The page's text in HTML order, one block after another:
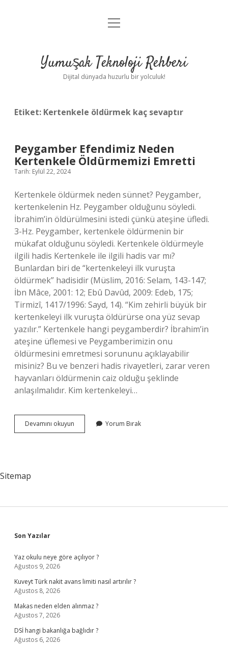
Anasayfa
Yasal Uyarı
menüyü
Yumuşak Teknoloji Rehberi
Dijital dünyada huzurlu bir yolculuk!
Etiket: Kertenkele öldürmek kaç sevaptır
Peygamber Efendimiz Neden
Kertenkele Öldürmemizi Emretti
Tarih: Eylül 22, 2024
Kertenkele öldürmek neden sünnet? Peygamber,
kertenkelenin Hz. Peygamber olduğunu söyledi.
İbrahim’in öldürülmesini istedi çünkü ateşine üfledi.
3-Hz. Peygamber, kertenkele öldürmenin bir
mükafat olduğunu söyledi. Kertenkele öldürmeyle
ilgili hadis Kertenkele ile ilgili hadis var mı?
Bunlardan biri de “kertenkeleyi ilk vuruşta
öldürmek” hadisidir (Müslim, 2016: Selam, 143-147;
İbn Mâce, 2001: 12; Ebû Davûd, 2009: Edeb, 175;
Tirmizî, 1417/1996: Sayd, 14). “Kim zehirli büyük bir
kertenkeleyi ilk vuruşta öldürürse ona yüz sevap
yazılır.” Kertenkele hangi peygamberdir? İbrahim’in
ateşine üflemesi ve Peygamberimizin onu
öldürmesini emretmesi sorununu açıklayabilir
misiniz? Bu ve benzeri hadis rivayetleri, zarar veren
hayvanları öldürmenin caiz olduğu şeklinde
anlaşılmalıdır. Kim kertenkeleyi…
Devamını okuyun Peygamber
Efendimiz
Yorum Bırak
Sitemap
Sidebar
Son Yazılar
Yaz okulu neye göre açılıyor ?
Ağustos 9, 2026
Kuveyt Türk nakit avans limiti nasıl artırılır ?
Ağustos 8, 2026
Makas neden elden alınmaz ?
Ağustos 7, 2026
DSİ hangi bakanlığa bağlıdır ?
Ağustos 6, 2026